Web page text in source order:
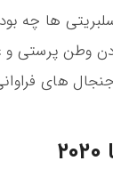
ها چه
وطن پرستی و
جنجال های